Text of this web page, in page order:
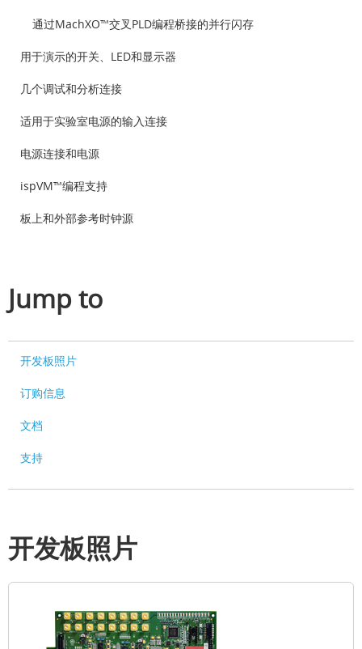
通过MachXO™交叉PLD编程桥接的并行闪存
用于演示的开关、LED和显示器
几个调试和分析连接
适用于实验室电源的输入连接
电源连接和电源
ispVM™编程支持
板上和外部参考时钟源
Jump to
开发板照片
订购信息
文档
支持
开发板照片